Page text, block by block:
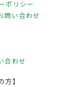
ポリシー
問い合わせ
合わせ
方】